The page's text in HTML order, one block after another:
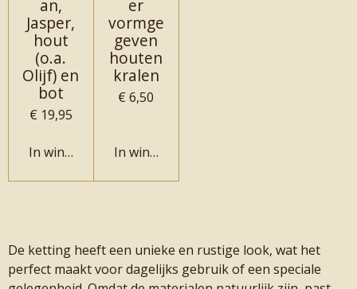
an,
Jasper,
hout
(o.a.
Olijf) en
bot
€ 19,95
In winkelwagen
er
vormge
geven
houten
kralen
€ 6,50
In winkelwagen
De ketting heeft een unieke en rustige look, wat het
perfect maakt voor dagelijks gebruik of een speciale